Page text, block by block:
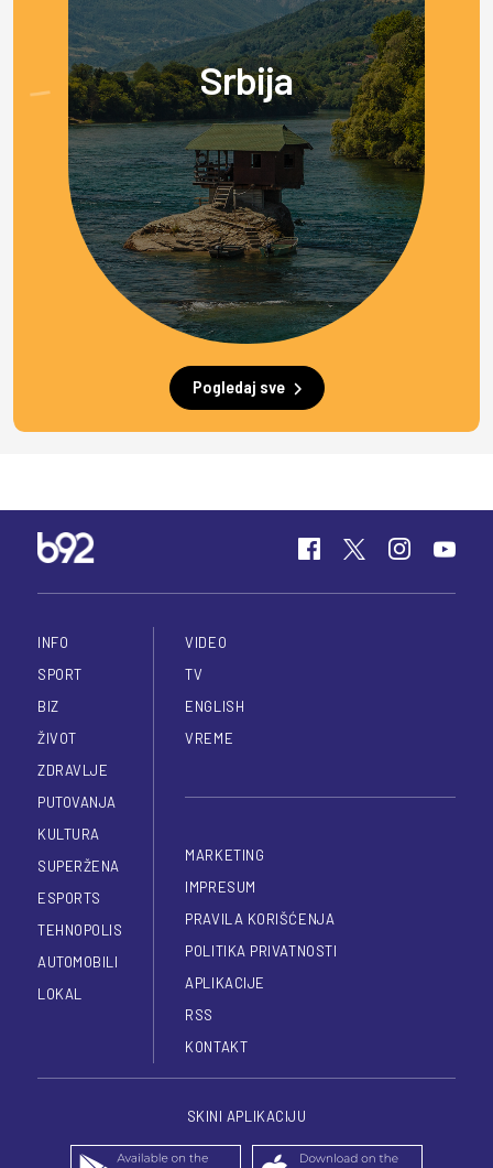
Srbija
Pogledaj sve
INFO
SPORT
BIZ
ŽIVOT
ZDRAVLJE
PUTOVANJA
KULTURA
SUPERŽENA
ESPORTS
TEHNOPOLIS
AUTOMOBILI
LOKAL
VIDEO
TV
ENGLISH
VREME
MARKETING
IMPRESUM
PRAVILA KORIŠĆENJA
POLITIKA PRIVATNOSTI
APLIKACIJE
RSS
KONTAKT
SKINI APLIKACIJU